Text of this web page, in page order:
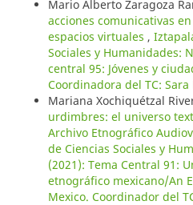
Mario Alberto Zaragoza
acciones comunicativas
espacios virtuales ,
Sociales y Humanidades:
central 95: Jóvenes y
Coordinadora del TC:
Mariana Xochiquétzal
urdimbres: el universo
Archivo Etnográfico
de Ciencias Sociales y
(2021): Tema Central 91:
etnográfico mexicano/An
Mexico. Coordinador del